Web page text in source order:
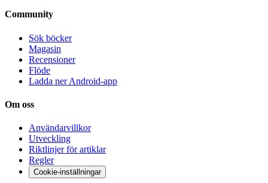
Community
Sök böcker
Magasin
Recensioner
Flöde
Ladda ner Android-app
Om oss
Användarvillkor
Utveckling
Riktlinjer för artiklar
Regler
Cookie-inställningar